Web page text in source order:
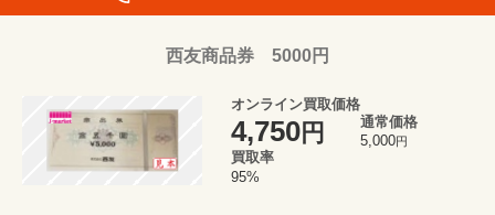
西友商品券 5000円
オンライン買取価格
4,750円
通常価格
5,000円
買取率
95%